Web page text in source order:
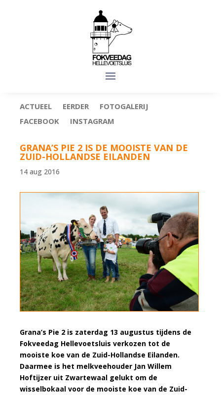
ACTUEEL EERDER
FOTOGALERIJ
FACEBOOK
INSTAGRAM
GRANA’S PIE 2 IS DE MOOISTE VAN DE
ZUID-HOLLANDSE EILANDEN
14 aug 2016
Grana’s Pie 2 is zaterdag 13 augustus tijdens de
Fokveedag Hellevoetsluis verkozen tot de
mooiste koe van de Zuid-Hollandse Eilanden.
Daarmee is het melkveehouder Jan Willem
Hoftijzer uit Zwartewaal gelukt om de
wisselbokaal voor de mooiste koe van de Zuid-